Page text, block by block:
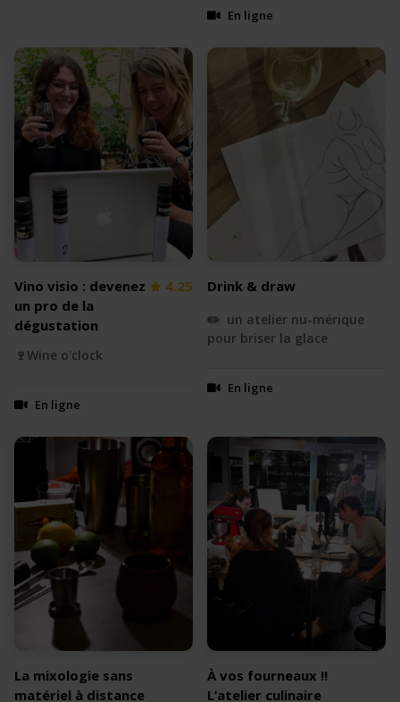
En ligne
Vino visio : devenez
un pro de la
dégustation
4.25
🍷Wine o'clock
En ligne
Drink & draw
✏️ un atelier nu-mérique
pour briser la glace
En ligne
La mixologie sans
matériel à distance
À vos fourneaux !!
L’atelier culinaire